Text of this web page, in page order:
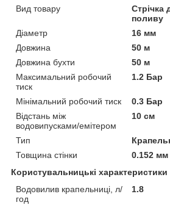
Вид товару
Стрічка
поливу
Діаметр
16 мм
Довжина
50 м
Довжина бухти
50 м
Максимальний робочий
тиск
1.2 Бар
Мінімальний робочий тиск
0.3 Бар
Відстань між
водовипусками/емітером
10 см
Тип
Товщина стінки
0.152 мм
Користувальницькі характеристики
Водовилив крапельниці, л/
год
1.8